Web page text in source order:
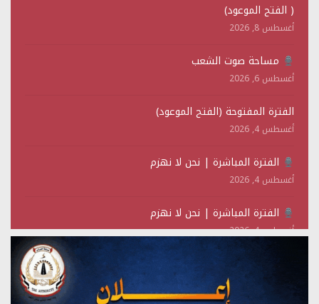
( الفتح الموعود)
أغسطس 8, 2026
مساحة صوت الشعب
أغسطس 6, 2026
الفترة المفتوحة (الفتح الموعود)
أغسطس 4, 2026
الفترة المباشرة | نحن لا نهزم
أغسطس 4, 2026
الفترة المباشرة | نحن لا نهزم
أغسطس 4, 2026
الليلة | الساعة 10:00 مساءً
أغسطس 2, 2026